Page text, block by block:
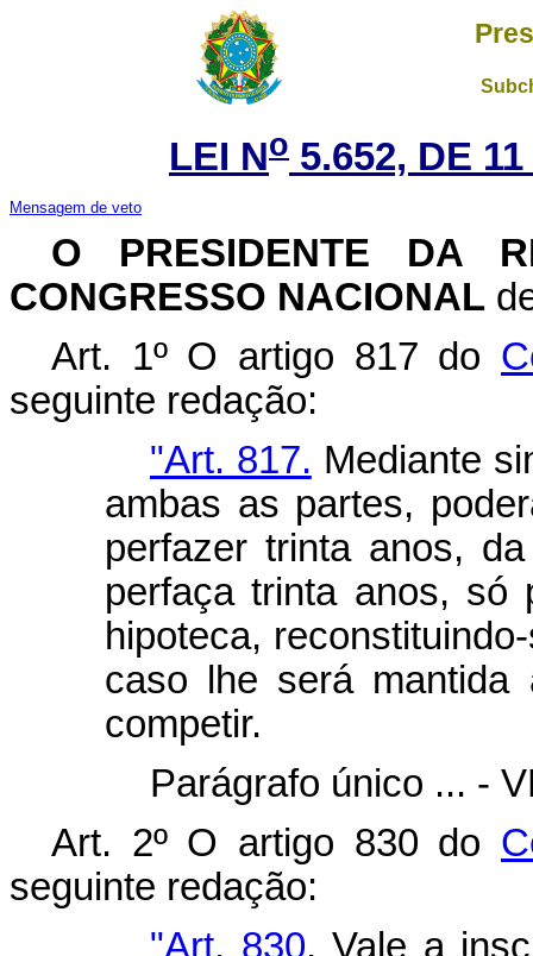
LEI No 5.652, DE
Mensagem de veto
O PRESIDENTE DA
CONGRESSO NACIONAL
Art. 1º O artigo 817 do
seguinte redação:
"Art. 817. Mediante
ambas as partes,
perfazer trinta anos,
perfaça trinta anos, só
hipoteca,
caso lhe será mantida
competir.
Parágrafo único ... -
Art. 2º O artigo 830 do
seguinte redação:
"Art. 830. Vale a